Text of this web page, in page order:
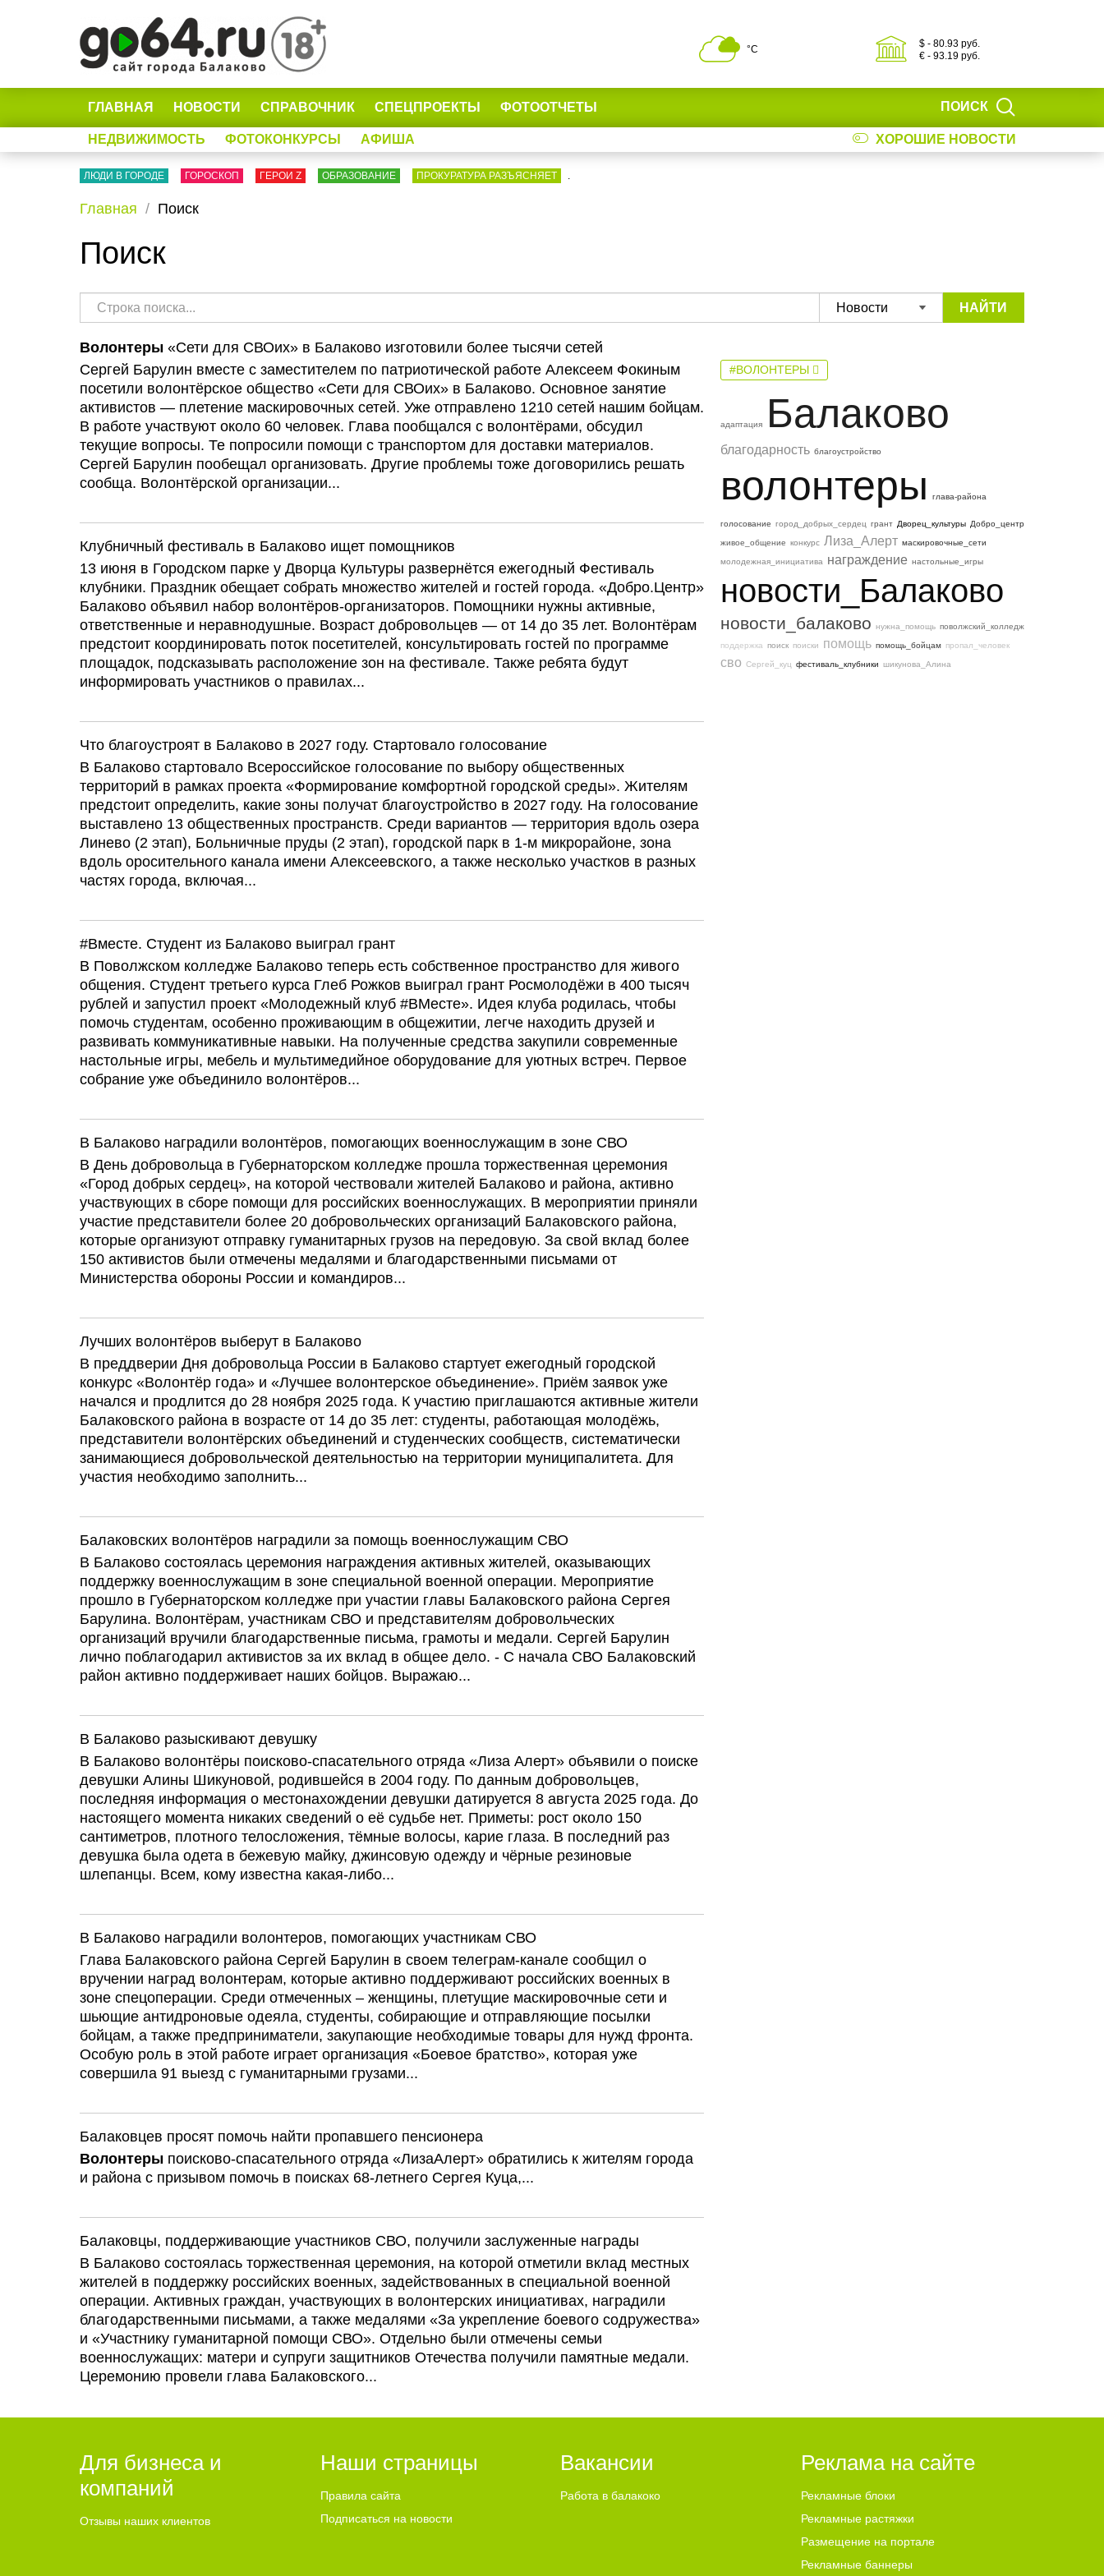
°С
$ - 80.93 руб.
€ - 93.19 руб.
ПОИСК
ГЛАВНАЯ НОВОСТИ СПРАВОЧНИК СПЕЦПРОЕКТЫ ФОТООТЧЕТЫ
ХОРОШИЕ НОВОСТИ
НЕДВИЖИМОСТЬ ФОТОКОНКУРСЫ АФИША
ЛЮДИ В ГОРОДЕ ГОРОСКОП ГЕРОИ Z ОБРАЗОВАНИЕ ПРОКУРАТУРА РАЗЪЯСНЯЕТ .
Главная Поиск
Поиск
НАЙТИ
Волонтеры «Сети для СВОих» в Балаково изготовили более тысячи сетей
Сергей Барулин вместе с заместителем по патриотической работе Алексеем Фокиным
посетили волонтёрское общество «Сети для СВОих» в Балаково. Основное занятие
активистов — плетение маскировочных сетей. Уже отправлено 1210 сетей нашим бойцам.
В работе участвуют около 60 человек. Глава пообщался с волонтёрами, обсудил
текущие вопросы. Те попросили помощи с транспортом для доставки материалов.
Сергей Барулин пообещал организовать. Другие проблемы тоже договорились решать
сообща. Волонтёрской организации...
Клубничный фестиваль в Балаково ищет помощников
13 июня в Городском парке у Дворца Культуры развернётся ежегодный Фестиваль
клубники. Праздник обещает собрать множество жителей и гостей города. «Добро.Центр»
Балаково объявил набор волонтёров-организаторов. Помощники нужны активные,
ответственные и неравнодушные. Возраст добровольцев — от 14 до 35 лет. Волонтёрам
предстоит координировать поток посетителей, консультировать гостей по программе
площадок, подсказывать расположение зон на фестивале. Также ребята будут
информировать участников о правилах...
Что благоустроят в Балаково в 2027 году. Стартовало голосование
В Балаково стартовало Всероссийское голосование по выбору общественных
территорий в рамках проекта «Формирование комфортной городской среды». Жителям
предстоит определить, какие зоны получат благоустройство в 2027 году. На голосование
выставлено 13 общественных пространств. Среди вариантов — территория вдоль озера
Линево (2 этап), Больничные пруды (2 этап), городской парк в 1-м микрорайоне, зона
вдоль оросительного канала имени Алексеевского, а также несколько участков в разных
частях города, включая...
#Вместе. Студент из Балаково выиграл грант
В Поволжском колледже Балаково теперь есть собственное пространство для живого
общения. Студент третьего курса Глеб Рожков выиграл грант Росмолодёжи в 400 тысяч
рублей и запустил проект «Молодежный клуб #ВМесте». Идея клуба родилась, чтобы
помочь студентам, особенно проживающим в общежитии, легче находить друзей и
развивать коммуникативные навыки. На полученные средства закупили современные
настольные игры, мебель и мультимедийное оборудование для уютных встреч. Первое
собрание уже объединило волонтёров...
В Балаково наградили волонтёров, помогающих военнослужащим в зоне СВО
В День добровольца в Губернаторском колледже прошла торжественная церемония
«Город добрых сердец», на которой чествовали жителей Балаково и района, активно
участвующих в сборе помощи для российских военнослужащих. В мероприятии приняли
участие представители более 20 добровольческих организаций Балаковского района,
которые организуют отправку гуманитарных грузов на передовую. За свой вклад более
150 активистов были отмечены медалями и благодарственными письмами от
Министерства обороны России и командиров...
Лучших волонтёров выберут в Балаково
В преддверии Дня добровольца России в Балаково стартует ежегодный городской
конкурс «Волонтёр года» и «Лучшее волонтерское объединение». Приём заявок уже
начался и продлится до 28 ноября 2025 года. К участию приглашаются активные жители
Балаковского района в возрасте от 14 до 35 лет: студенты, работающая молодёжь,
представители волонтёрских объединений и студенческих сообществ, систематически
занимающиеся добровольческой деятельностью на территории муниципалитета. Для
участия необходимо заполнить...
Балаковских волонтёров наградили за помощь военнослужащим СВО
В Балаково состоялась церемония награждения активных жителей, оказывающих
поддержку военнослужащим в зоне специальной военной операции. Мероприятие
прошло в Губернаторском колледже при участии главы Балаковского района Сергея
Барулина. Волонтёрам, участникам СВО и представителям добровольческих
организаций вручили благодарственные письма, грамоты и медали. Сергей Барулин
лично поблагодарил активистов за их вклад в общее дело. - С начала СВО Балаковский
район активно поддерживает наших бойцов. Выражаю...
В Балаково разыскивают девушку
В Балаково волонтёры поисково-спасательного отряда «Лиза Алерт» объявили о поиске
девушки Алины Шикуновой, родившейся в 2004 году. По данным добровольцев,
последняя информация о местонахождении девушки датируется 8 августа 2025 года. До
настоящего момента никаких сведений о её судьбе нет. Приметы: рост около 150
сантиметров, плотного телосложения, тёмные волосы, карие глаза. В последний раз
девушка была одета в бежевую майку, джинсовую одежду и чёрные резиновые
шлепанцы. Всем, кому известна какая-либо...
В Балаково наградили волонтеров, помогающих участникам СВО
Глава Балаковского района Сергей Барулин в своем телеграм-канале сообщил о
вручении наград волонтерам, которые активно поддерживают российских военных в
зоне спецоперации. Среди отмеченных – женщины, плетущие маскировочные сети и
шьющие антидроновые одеяла, студенты, собирающие и отправляющие посылки
бойцам, а также предприниматели, закупающие необходимые товары для нужд фронта.
Особую роль в этой работе играет организация «Боевое братство», которая уже
совершила 91 выезд с гуманитарными грузами...
Балаковцев просят помочь найти пропавшего пенсионера
Волонтеры поисково-спасательного отряда «ЛизаАлерт» обратились к жителям города
и района с призывом помочь в поисках 68-летнего Сергея Куца,...
Балаковцы, поддерживающие участников СВО, получили заслуженные награды
В Балаково состоялась торжественная церемония, на которой отметили вклад местных
жителей в поддержку российских военных, задействованных в специальной военной
операции. Активных граждан, участвующих в волонтерских инициативах, наградили
благодарственными письмами, а также медалями «За укрепление боевого содружества»
и «Участнику гуманитарной помощи СВО». Отдельно были отмечены семьи
военнослужащих: матери и супруги защитников Отечества получили памятные медали.
Церемонию провели глава Балаковского...
#ВОЛОНТЕРЫ
адаптация Балаково
благодарность благоустройство
волонтеры глава-района
голосование город_добрых_сердец грант Дворец_культуры Добро_центр
живое_общение конкурс Лиза_Алерт маскировочные_сети
молодежная_инициатива награждение настольные_игры
новости_Балаково
новости_балаково нужна_помощь поволжский_колледж
поддержка поиск поиски помощь помощь_бойцам пропал_человек
сво Сергей_куц фестиваль_клубники шикунова_Алина
Для бизнеса и
компаний
Отзывы наших клиентов
Наши страницы
Правила сайта
Подписаться на новости
Вакансии
Работа в балакоко
Реклама на сайте
Рекламные блоки
Рекламные растяжки
Размещение на портале
Рекламные баннеры